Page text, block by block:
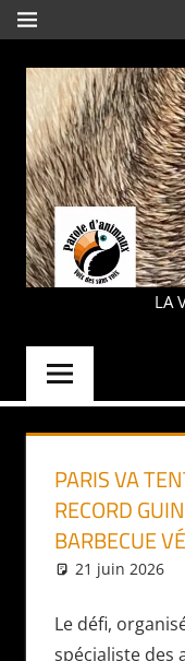
Aller
au
contenu
MENU
LA
PARIS VA
RECORD
BARBECUE
21 juin 2026
Le défi,
spécialiste des